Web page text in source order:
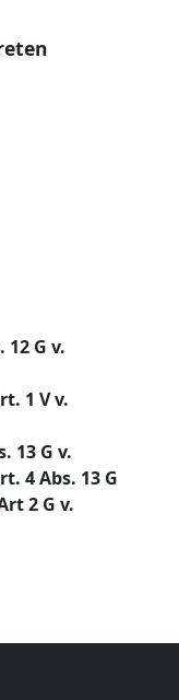
G v.
1 V v.
13 G v.
4 Abs. 13 G
2 G v.